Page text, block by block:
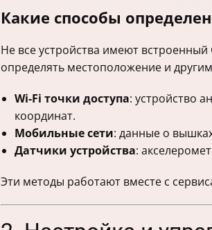
Какие способы
Не все устройства имеют
определять местоположение и
Wi-Fi точки доступа: устройство
координат.
Мобильные сети: данные о
Датчики устройства:
Эти методы работают вместе с